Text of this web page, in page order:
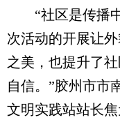
“社区是传播中
次活动的开展让
之美，也提升了
自信。”胶州市市
文明实践站站长焦